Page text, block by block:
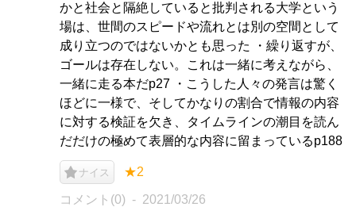
かと社会と隔絶していると批判される大学という
場は、世間のスピードや流れとは別の空間として
成り立つのではないかとも思った ・繰り返すが、
ゴールは存在しない。これは一緒に考えながら、
一緒に走る本だp27 ・こうした人々の発言は驚く
ほどに一様で、そしてかなりの割合で情報の内容
に対する検証を欠き、タイムラインの潮目を読ん
だだけの極めて表層的な内容に留まっているp188
ナイス ★2
コメント(0) 2021/03/26